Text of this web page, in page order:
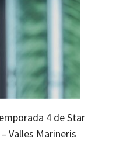
4 de Star
Valles Marineris